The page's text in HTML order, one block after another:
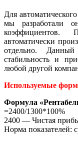
Для автоматического
мы разработали
коэффициентов.
автоматически
отдельно.
стабильность и
любой другой
Используемые
Формула
=2400/1300*100%
2400 — Чистая
Норма показателей: